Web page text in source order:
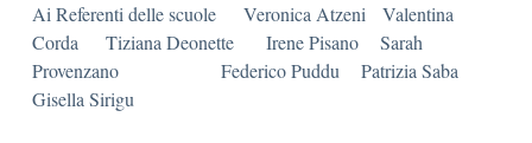
Ai Referenti delle scuole Veronica Atzeni Valentina
Corda Tiziana Deonette Irene Pisano Sarah
Provenzano Federico Puddu Patrizia Saba
Gisella Sirigu